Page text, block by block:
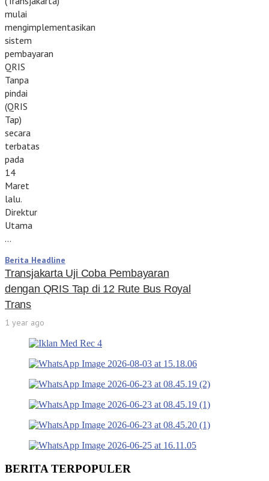
mulai
mengimplementasikan
sistem
pembayaran
QRIS
Tanpa
pindai
(QRIS
Tap)
secara
terbatas
pada
14
Maret
lalu.
Direktur
Utama
…
Berita Headline
Transjakarta Uji Coba Pembayaran
dengan QRIS Tap di 12 Rute Bus Royal
Trans
1 year ago
BERITA TERPOPULER